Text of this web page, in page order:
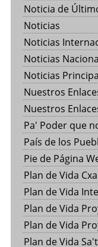
Noticia de
Noticias
Noticias
Noticias
Noticias
Nuestros
Nuestros
Pa' Poder que
País de los
Pie de Página
Plan de Vida
Plan de Vida
Plan de Vida
Plan de Vida
Plan de Vida